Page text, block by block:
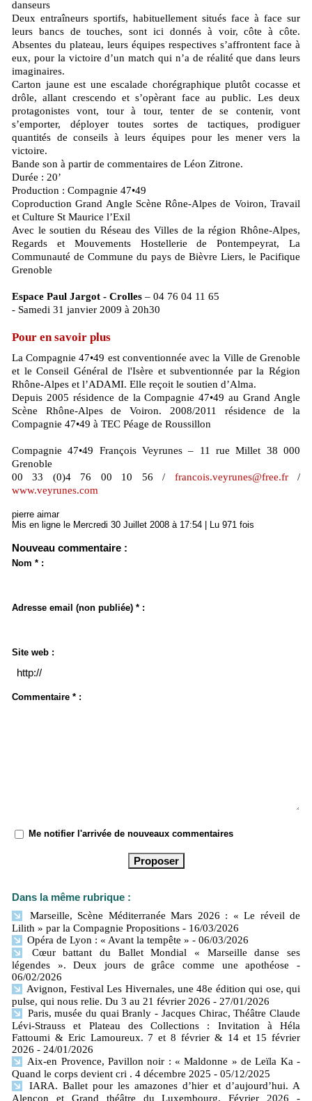
danseurs
Deux entraîneurs sportifs, habituellement situés face à face sur
leurs bancs de touches, sont ici donnés à voir, côte à côte.
Absentes du plateau, leurs équipes respectives s’affrontent face à
eux, pour la victoire d’un match qui n’a de réalité que dans leurs
imaginaires.
Carton jaune est une escalade chorégraphique plutôt cocasse et
drôle, allant crescendo et s’opèrant face au public. Les deux
protagonistes vont, tour à tour, tenter de se contenir, vont
s’emporter, déployer toutes sortes de tactiques, prodiguer
quantités de conseils à leurs équipes pour les mener vers la
victoire.
Bande son à partir de commentaires de Léon Zitrone.
Durée : 20’
Production : Compagnie 47•49
Coproduction Grand Angle Scène Rône-Alpes de Voiron, Travail
et Culture St Maurice l’Exil
Avec le soutien du Réseau des Villes de la région Rhône-Alpes,
Regards et Mouvements Hostellerie de Pontempeyrat, La
Communauté de Commune du pays de Bièvre Liers, le Pacifique
Grenoble
Espace Paul Jargot - Crolles – 04 76 04 11 65
- Samedi 31 janvier 2009 à 20h30
Pour en savoir plus
La Compagnie 47•49 est conventionnée avec la Ville de Grenoble
et le Conseil Général de l'Isère et subventionnée par la Région
Rhône-Alpes et l’ADAMI. Elle reçoit le soutien d’Alma.
Depuis 2005 résidence de la Compagnie 47•49 au Grand Angle
Scène Rhône-Alpes de Voiron. 2008/2011 résidence de la
Compagnie 47•49 à TEC Péage de Roussillon
Compagnie 47•49 François Veyrunes – 11 rue Millet 38 000
Grenoble
00 33 (0)4 76 00 10 56 / francois.veyrunes@free.fr/
www.veyrunes.com
pierre aimar
Mis en ligne le Mercredi 30 Juillet 2008 à 17:54 | Lu 971 fois
Nouveau commentaire :
Nom * :
Adresse email (non publiée) * :
Site web :
Commentaire * :
Me notifier l'arrivée de nouveaux commentaires
Dans la même rubrique :
Marseille, Scène Méditerranée Mars 2026 : « Le réveil de
Lilith » par la Compagnie Propositions - 16/03/2026
Opéra de Lyon : « Avant la tempête » - 06/03/2026
Cœur battant du Ballet Mondial « Marseille danse ses
légendes ». Deux jours de grâce comme une apothéose
-
06/02/2026
Avignon, Festival Les Hivernales, une 48e édition qui ose, qui
pulse, qui nous relie. Du 3 au 21 février 2026 - 27/01/2026
Paris, musée du quai Branly - Jacques Chirac, Théâtre Claude
Lévi-Strauss et Plateau des Collections : Invitation à Héla
Fattoumi & Eric Lamoureux. 7 et 8 février & 14 et 15 février
2026 - 24/01/2026
Aix-en Provence, Pavillon noir : « Maldonne » de Leïla Ka -
Quand le corps devient cri . 4 décembre 2025 - 05/12/2025
IARA. Ballet pour les amazones d’hier et d’aujourd’hui. A
Alençon et Grand théâtre du Luxembourg. Février 2026
-